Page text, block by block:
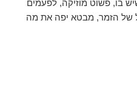
בו, פשוט מוזיקה, לפעמים
של הזמר, מבטא יפה את מה